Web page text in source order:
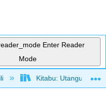
Enter Reader
Mode
hierarchy
Kitabu: Utangulizi wa